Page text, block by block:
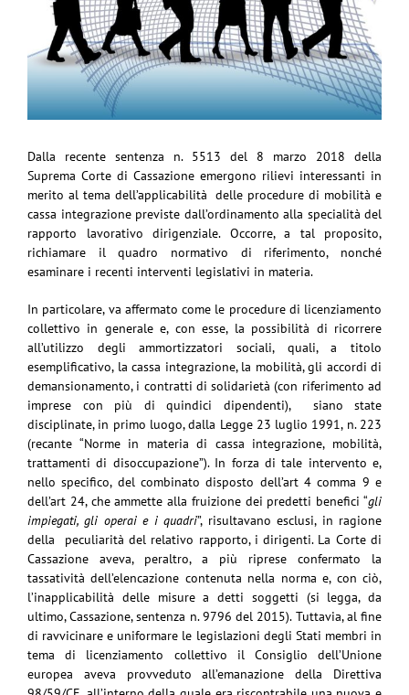
Dalla recente sentenza n. 5513 del 8 marzo 2018 della
Suprema Corte di Cassazione emergono rilievi interessanti in
merito al tema dell’applicabilità delle procedure di mobilità e
cassa integrazione previste dall’ordinamento alla specialità del
rapporto lavorativo dirigenziale. Occorre, a tal proposito,
richiamare il quadro normativo di riferimento, nonché
esaminare i recenti interventi legislativi in materia.
In particolare, va affermato come le procedure di licenziamento
collettivo in generale e, con esse, la possibilità di ricorrere
all’utilizzo degli ammortizzatori sociali, quali, a titolo
esemplificativo, la cassa integrazione, la mobilità, gli accordi di
demansionamento, i contratti di solidarietà (con riferimento ad
imprese con più di quindici dipendenti), siano state
disciplinate, in primo luogo, dalla Legge 23 luglio 1991, n. 223
(recante “Norme in materia di cassa integrazione, mobilità,
trattamenti di disoccupazione”). In forza di tale intervento e,
nello specifico, del combinato disposto dell’art 4 comma 9 e
dell’art 24, che ammette alla fruizione dei predetti benefici “gli
impiegati, gli operai e i quadri”, risultavano esclusi, in ragione
della peculiarità del relativo rapporto, i dirigenti. La Corte di
Cassazione aveva, peraltro, a più riprese confermato la
tassatività dell’elencazione contenuta nella norma e, con ciò,
l’inapplicabilità delle misure a detti soggetti (si legga, da
ultimo, Cassazione, sentenza n. 9796 del 2015). Tuttavia, al fine
di ravvicinare e uniformare le legislazioni degli Stati membri in
tema di licenziamento collettivo il Consiglio dell’Unione
europea aveva provveduto all’emanazione della Direttiva